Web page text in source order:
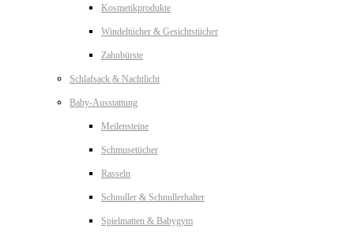
Kosmetikprodukte
Windeltücher & Gesichtstücher
Zahnbürste
Schlafsack & Nachtlicht
Baby-Ausstattung
Meilensteine
Schmusetücher
Rasseln
Schnuller & Schnullerhalter
Spielmatten & Babygym